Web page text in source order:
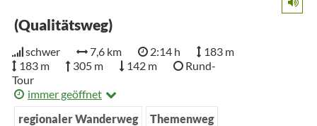
(Qualitätsweg)
schwer 7,6 km 2:14 h
183 m
183 m
305 m 142 m
Rund-
Tour
immer geöffnet
regionaler Wanderweg
Themenweg